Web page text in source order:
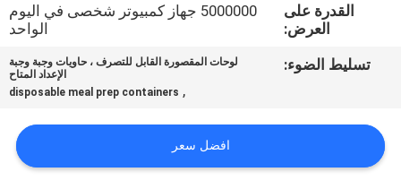
خريطة
القدرة على
العرض:
5000000 جهاز كمبيوتر شخصى في اليوم
الواحد
تسليط الضوء:
لوحات المقصورة القابل للتصرف ، حاويات وجبة وجبة
الإعداد المتاح
,
disposable meal prep containers
افضل سعر